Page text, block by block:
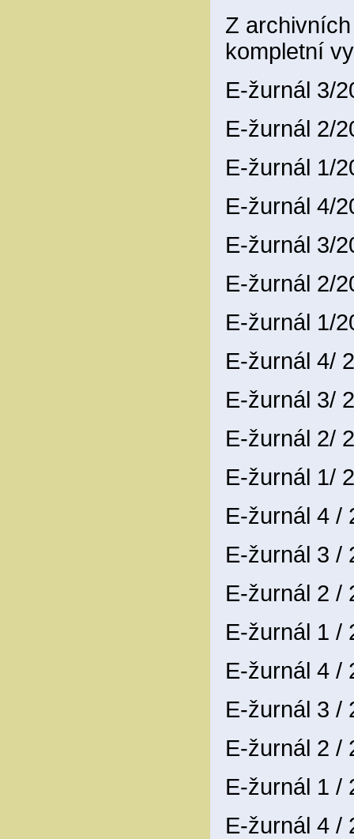
Z
kompletní
E-žurnál 3/
E-žurnál 2/
E-žurnál 1/
E-žurnál 4/
E-žurnál 3/
E-žurnál 2/
E-žurnál 1/
E-žurnál 4/
E-žurnál 3/
E-žurnál 2/
E-žurnál 1/
E-žurnál 4 /
E-žurnál 3 /
E-žurnál 2 /
E-žurnál 1 /
E-žurnál 4 /
E-žurnál 3 /
E-žurnál 2 /
E-žurnál 1 /
E-žurnál 4 /